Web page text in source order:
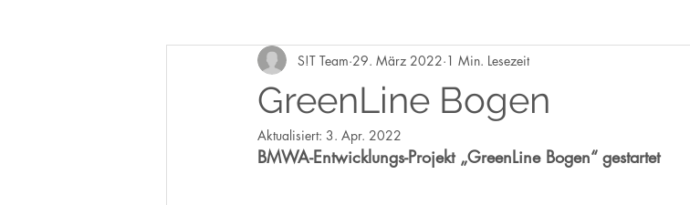
GreenLine Bogen
S!T Team 29. März 2022 1 Min. Lesezeit
Aktualisiert: 3. Apr. 2022
BMWA-Entwicklungs-Projekt „GreenLine Bogen“ gestartet